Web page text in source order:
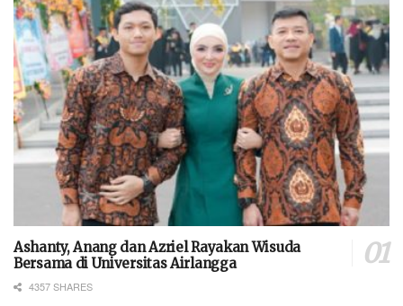
Ashanty, Anang dan Azriel Rayakan Wisuda
Bersama di Universitas Airlangga
4357 SHARES